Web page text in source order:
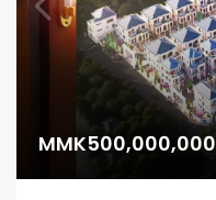
MMK500,000,000